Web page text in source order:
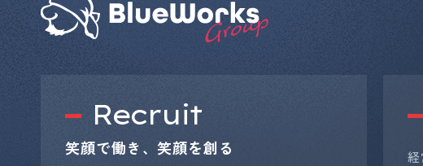
Recruit
笑顔で働き、笑顔を創る